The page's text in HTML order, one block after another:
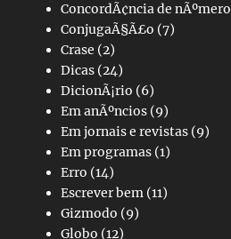
ConcordÃ¢ncia de nÃºmero
ConjugaÃ§Ã£o (7)
Crase (2)
Dicas (24)
DicionÃ¡rio (6)
Em anÃºncios (9)
Em jornais e revistas (9)
Em programas (1)
Erro (14)
Escrever bem (11)
Gizmodo (9)
Globo (12)